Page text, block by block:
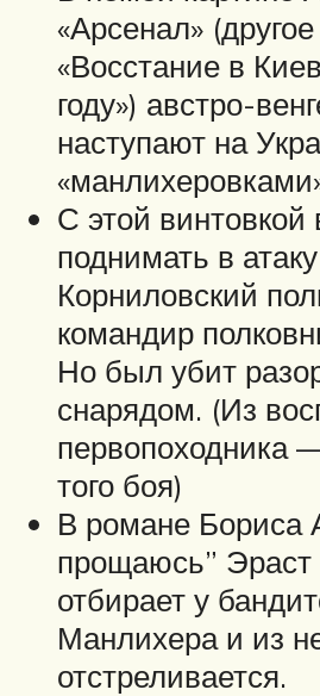
«Арсенал»
«Восстание в
году») австро-
наступают на
С этой винтовкой
поднимать в атаку
Корниловский
командир
Но был убит
снарядом. (Из
первопоходника
того боя)
В романе Бориса
прощаюсь”
отбирает у
Манлихера и из
отстреливается.